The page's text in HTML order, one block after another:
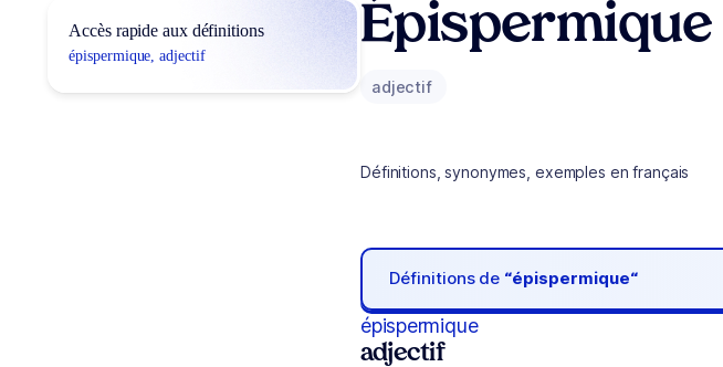
Accès rapide aux définitions
épispermique, adjectif
Épispermique
adjectif
Définitions, synonymes, exemples en français
Définitions de “épispermique“
épispermique
adjectif